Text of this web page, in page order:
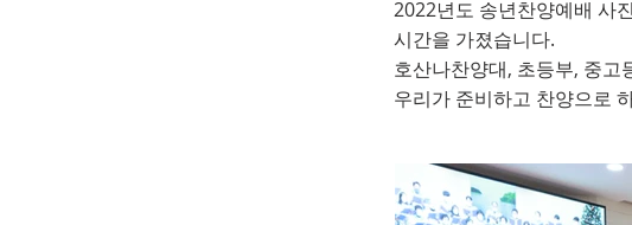
2022년
2022년도 송년찬양예배 사
시간을 가졌습니다.
호산나찬양대, 초등부, 중고
우리가 준비하고 찬양으로